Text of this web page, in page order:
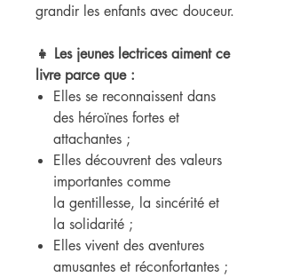
grandir les enfants avec douceur.
👧 Les jeunes lectrices aiment ce
livre parce que :
Elles se reconnaissent dans
des héroïnes fortes et
attachantes ;
Elles découvrent des valeurs
importantes comme
la gentillesse, la sincérité et
la solidarité ;
Elles vivent des aventures
amusantes et réconfortantes ;